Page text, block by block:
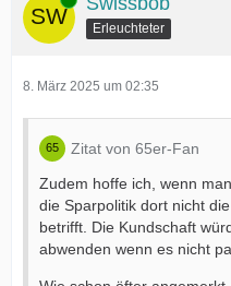
Erleuchteter
8. März 2025 um 02:35
Zitat von 65er-Fan
Zudem hoffe ich, wenn
die Sparpolitik dort nicht
betrifft. Die Kundschaft
abwenden wenn es nicht